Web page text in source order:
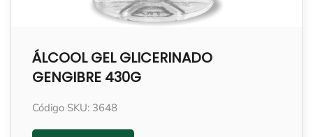
ÁLCOOL GEL GLICERINADO
GENGIBRE 430G
Código SKU: 3648